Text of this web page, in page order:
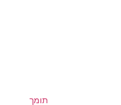
תומך